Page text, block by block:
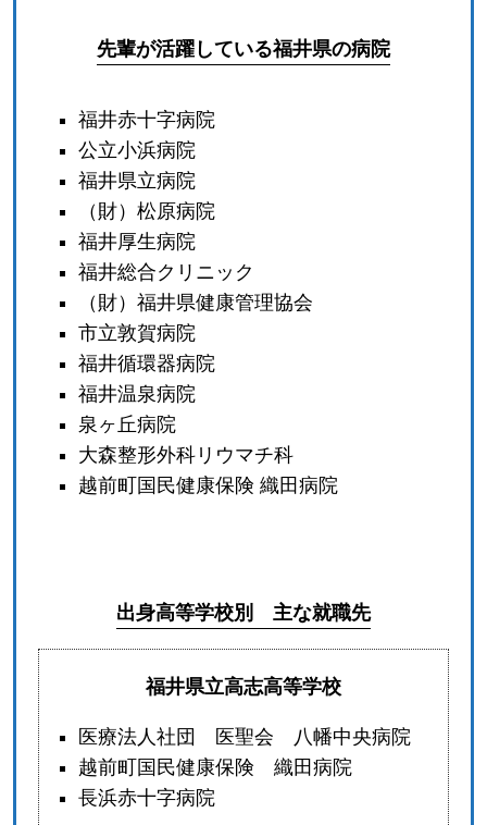
先輩が活躍している福井県の病院
福井赤十字病院
公立小浜病院
福井県立病院
（財）松原病院
福井厚生病院
福井総合クリニック
（財）福井県健康管理協会
市立敦賀病院
福井循環器病院
福井温泉病院
泉ヶ丘病院
大森整形外科リウマチ科
越前町国民健康保険 織田病院
出身高等学校別 主な就職先
福井県立高志高等学校
医療法人社団 医聖会 八幡中央病院
越前町国民健康保険 織田病院
長浜赤十字病院